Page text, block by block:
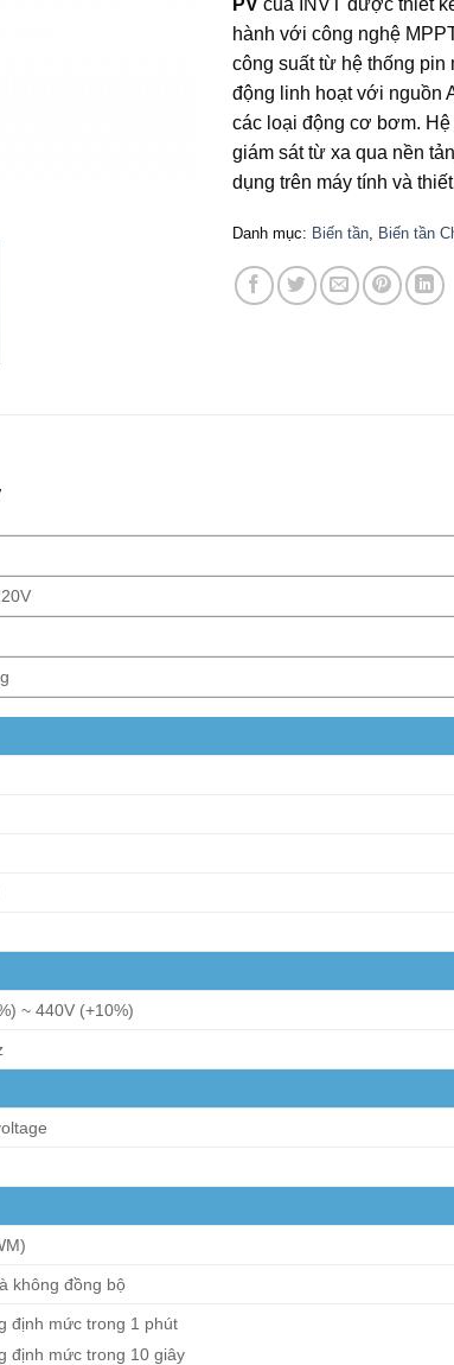
hành với công nghệ
công suất từ hệ thống pin
động linh hoạt với nguồn
các loại động cơ bơm.
giám sát từ xa qua nền
dụng trên máy tính và
Danh mục: Biến tần Biến tần
~ 440V (+10%)
không đồng bộ
định mức trong 1 phút
định mức trong 10 giây